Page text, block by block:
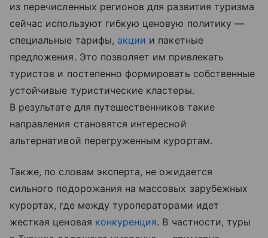
из перечисленных регионов для развития туризма
сейчас используют гибкую ценовую политику —
специальные тарифы, акции и пакетные
предложения. Это позволяет им привлекать
туристов и постепенно формировать собственные
устойчивые туристические кластеры.
В результате для путешественников такие
направления становятся интересной
альтернативой перегруженным курортам.
Также, по словам эксперта, не ожидается
сильного подорожания на массовых зарубежных
курортах, где между туроператорами идет
жесткая ценовая конкуренция. В частности, туры